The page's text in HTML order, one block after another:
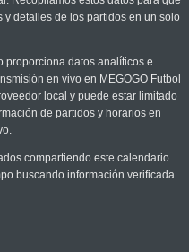
detalles de los partidos en un solo
proporciona datos analíticos e
en vivo en MEGOGO Futbol
local y puede estar limitado
de partidos y horarios en
compartiendo este calendario
buscando información verificada